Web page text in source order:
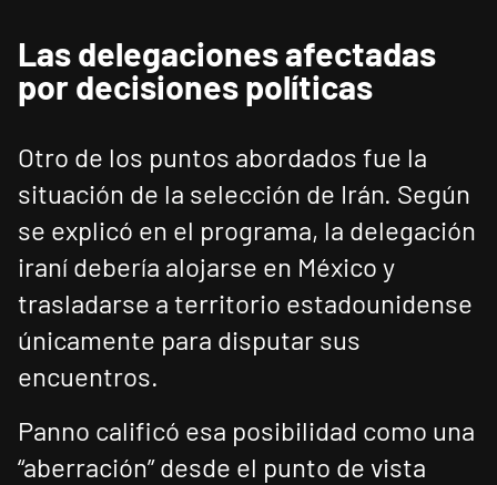
Las delegaciones afectadas
por decisiones políticas
Otro de los puntos abordados fue la
situación de la selección de Irán. Según
se explicó en el programa, la delegación
iraní debería alojarse en México y
trasladarse a territorio estadounidense
únicamente para disputar sus
encuentros.
Panno calificó esa posibilidad como una
“aberración” desde el punto de vista